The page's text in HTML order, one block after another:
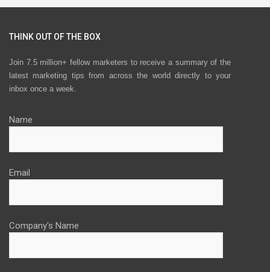
THINK OUT OF THE BOX
Join 7.5 million+ fellow marketers to receive a summary of the
latest marketing tips from across the world directly to your
inbox once a week.
Name
Email
Company's Name